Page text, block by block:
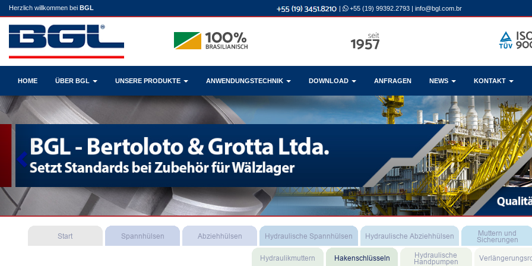
Herzlich willkommen bei BGL | +55 (19) 99392.2793 | info@bgl.com.br
HOME ÜBER BGL UNSERE PRODUKTE ANWENDUNGSTECHNIK DOWNLOAD ANFRAGEN NEWS KONTAKT
Previous